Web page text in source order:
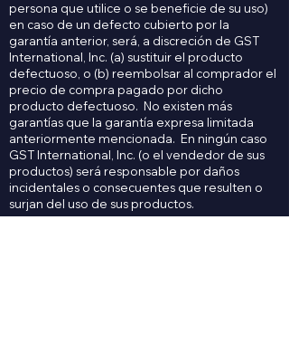
persona que utilice o se beneficie de su uso)
en caso de un defecto cubierto por la
garantía anterior, será, a discreción de GST
International, Inc. (a) sustituir el producto
defectuoso, o (b) reembolsar al comprador el
precio de compra pagado por dicho
producto defectuoso. No existen más
garantías que la garantía expresa limitada
anteriormente mencionada. En ningún caso
GST International, Inc. (o el vendedor de sus
productos) será responsable por daños
incidentales o consecuentes que resulten o
surjan del uso de sus productos.